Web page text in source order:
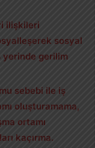
ilişkileri
sosyal
yerinde gerilim
sebebi ile iş
oluşturamama,
ortamı
kaçırma.